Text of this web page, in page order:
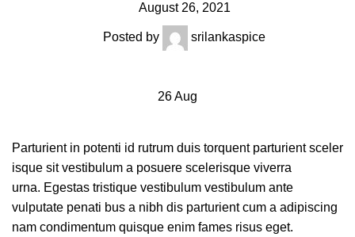
August 26, 2021
Posted by srilankaspice
26Aug
Parturient in potenti id rutrum duis torquent parturient sceler
isque sit vestibulum a posuere scelerisque viverra
urna. Egestas tristique vestibulum vestibulum ante
vulputate penati bus a nibh dis parturient cum a adipiscing
nam condimentum quisque enim fames risus eget.